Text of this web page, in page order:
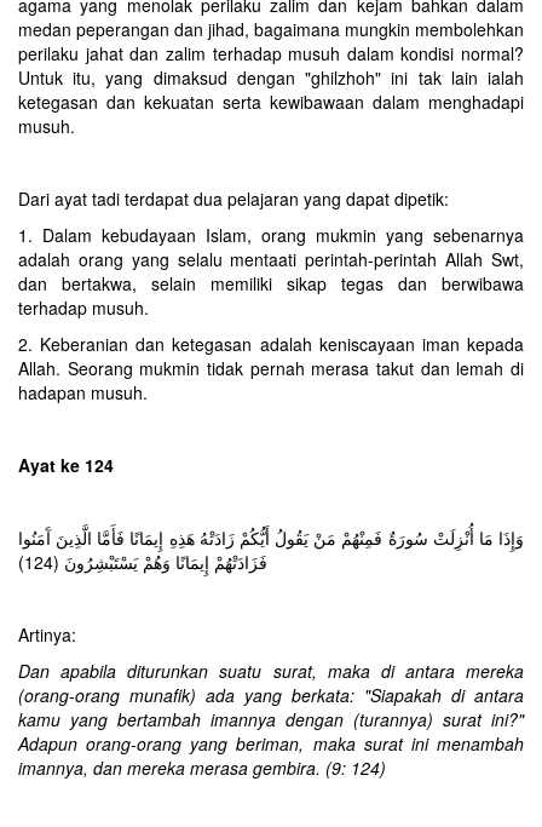
agama yang menolak perilaku zalim dan kejam bahkan dalam
medan peperangan dan jihad, bagaimana mungkin membolehkan
perilaku jahat dan zalim terhadap musuh dalam kondisi normal?
Untuk itu, yang dimaksud dengan "ghilzhoh" ini tak lain ialah
ketegasan dan kekuatan serta kewibawaan dalam menghadapi
musuh.
Dari ayat tadi terdapat dua pelajaran yang dapat dipetik:‎
1. Dalam kebudayaan Islam, orang mukmin yang sebenarnya
adalah orang yang selalu mentaati perintah-perintah Allah Swt,
dan bertakwa, selain memiliki sikap tegas dan berwibawa
terhadap musuh.
2. Keberanian dan ketegasan adalah keniscayaan iman kepada
Allah. Seorang mukmin tidak pernah merasa takut dan lemah di
hadapan musuh.
Ayat ke 124
وَإِذَا مَا أُنْزِلَتْ سُورَةٌ فَمِنْهُمْ مَنْ يَقُولُ أَيُّكُمْ زَادَتْهُ هَذِهِ إِيمَانًا فَأَمَّا الَّذِينَ آَمَنُوا
فَزَادَتْهُمْ إِيمَانًا وَهُمْ يَسْتَبْشِرُونَ (124)
Artinya:
Dan apabila diturunkan suatu surat, maka di antara mereka
(orang-orang munafik) ada yang berkata: "Siapakah di antara
kamu yang bertambah imannya dengan (turannya) surat ini?"
Adapun orang-orang yang beriman, maka surat ini menambah
imannya, dan mereka merasa gembira. (9: 124)